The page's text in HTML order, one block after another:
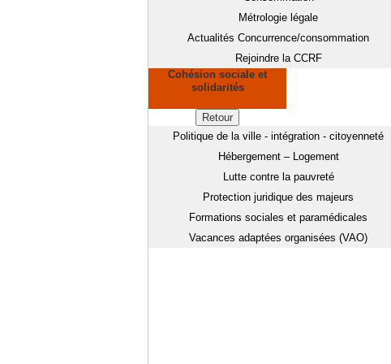
Métrologie légale
Actualités Concurrence/consommation
Rejoindre la CCRF
Cohésion sociale et
solidarités
Retour
Politique de la ville - intégration - citoyenneté
Hébergement – Logement
Lutte contre la pauvreté
Protection juridique des majeurs
Formations sociales et paramédicales
Vacances adaptées organisées (VAO)